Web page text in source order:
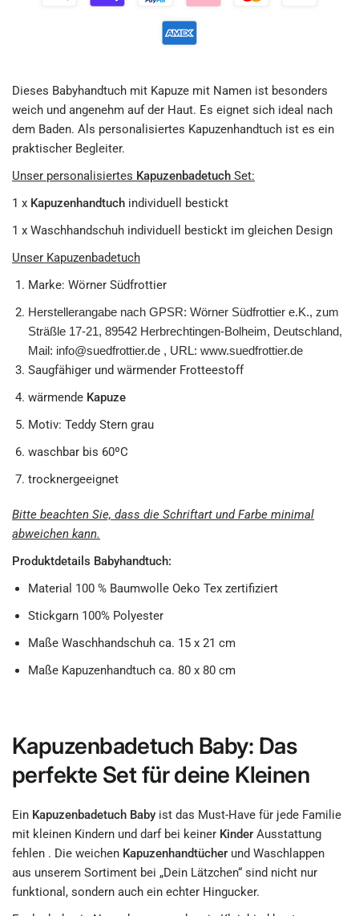
Dieses Babyhandtuch mit Kapuze mit Namen ist besonders
weich und angenehm auf der Haut. Es eignet sich ideal nach
dem Baden. Als personalisiertes Kapuzenhandtuch ist es ein
praktischer Begleiter.
Unser personalisiertes Kapuzenbadetuch Set:
1 x Kapuzenhandtuch individuell bestickt
1 x Waschhandschuh individuell bestickt im gleichen Design
Unser Kapuzenbadetuch
Marke: Wörner Südfrottier
Herstellerangabe nach GPSR: Wörner Südfrottier e.K., zum
Sträßle 17-21, 89542 Herbrechtingen-Bolheim, Deutschland,
Mail: info@suedfrottier.de , URL: www.suedfrottier.de
Saugfähiger und wärmender Frotteestoff
wärmende Kapuze
Motiv: Teddy Stern grau
waschbar bis 60ºC
trocknergeeignet
Bitte beachten Sie, dass die Schriftart und Farbe minimal
abweichen kann.
Produktdetails Babyhandtuch:
Material 100 % Baumwolle Oeko Tex zertifiziert
Stickgarn 100% Polyester
Maße Waschhandschuh ca. 15 x 21 cm
Maße Kapuzenhandtuch ca. 80 x 80 cm
Kapuzenbadetuch Baby: Das
perfekte Set für deine Kleinen
Ein Kapuzenbadetuch Baby ist das Must-Have für jede Familie
mit kleinen Kindern und darf bei keiner Kinder Ausstattung
fehlen . Die weichen Kapuzenhandtücher und Waschlappen
aus unserem Sortiment bei „Dein Lätzchen“ sind nicht nur
funktional, sondern auch ein echter Hingucker.